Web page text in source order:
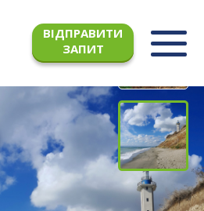
ВІДПРАВИТИ
ЗАПИТ